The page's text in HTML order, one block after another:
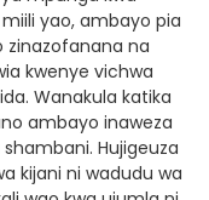
yao, ambayo pia
zinazofanana na
kwenye vichwa
Wanakula katika
ambayo inaweza
Hujigeuza
kijani ni wadudu wa